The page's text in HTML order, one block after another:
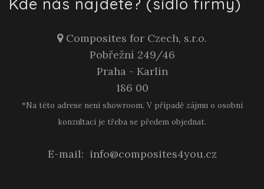
Composites for Czech, s.r.o.
Pobřežní 249/46
Praha - Karlín
186 00
*Na této adrese není showroom. V případě zájmu o osobní
konzultaci je třeba se předem objednat.
E-mail: info@composites4you.cz